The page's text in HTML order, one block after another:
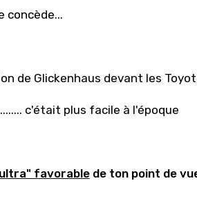
concède...
de Glickenhaus devant les
c'était plus facile à l'époque
favorablede ton point de